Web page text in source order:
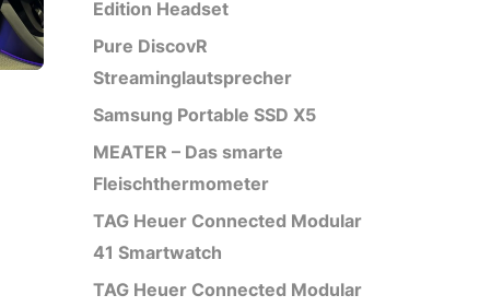
Edition Headset
Pure DiscovR
Streaminglautsprecher
Samsung Portable SSD X5
MEATER – Das smarte
Fleischthermometer
TAG Heuer Connected Modular
41 Smartwatch
TAG Heuer Connected Modular